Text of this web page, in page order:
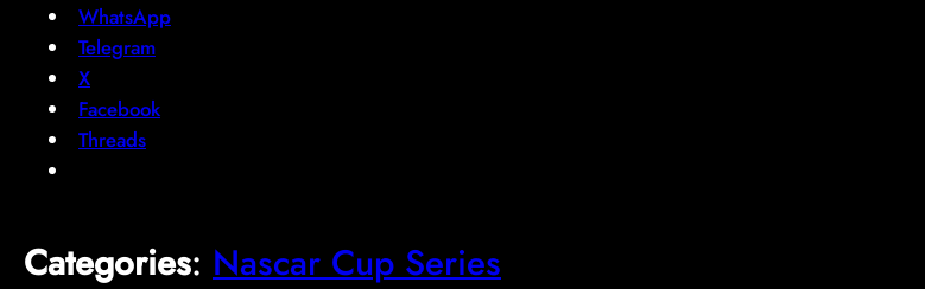
WhatsApp
Telegram
X
Facebook
Threads
Categories: Nascar Cup Series